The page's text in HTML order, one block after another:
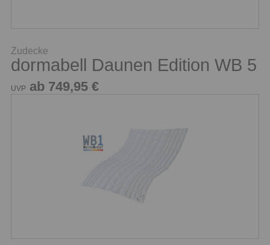
Zudecke
dormabell Daunen Edition WB 5
UVP ab 749,95 €